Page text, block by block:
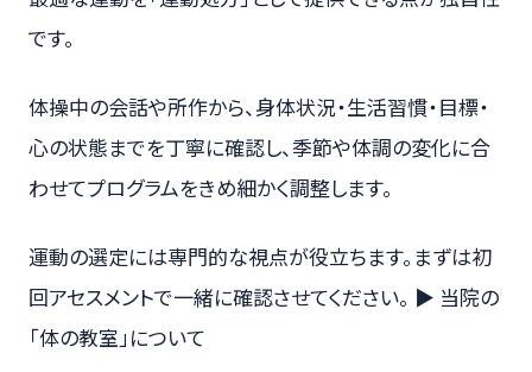
です。
体操中の会話や所作から、身体状況・生活習慣・目標・
心の状態までを丁寧に確認し、季節や体調の変化に合
わせてプログラムをきめ細かく調整します。
運動の選定には専門的な視点が役立ちます。まずは初
回アセスメントで一緒に確認させてください。 ▶ 当院の
「体の教室」について